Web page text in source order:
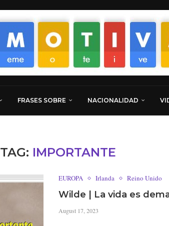
FRASES SOBRE NACIONALIDAD
TAG: IMPORTANTE
EUROPA Irlanda Reino Unido
Wilde | La vida es
August 17, 2023